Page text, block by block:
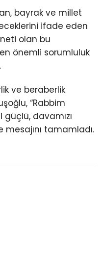
bayrak ve millet
ifade eden
olan bu
önemli sorumluluk
ve beraberlik
“Rabbim
davamızı
mesajını tamamladı.